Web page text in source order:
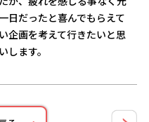
日だったと喜んでもらえて
企画を考えて行きたいと思
します。